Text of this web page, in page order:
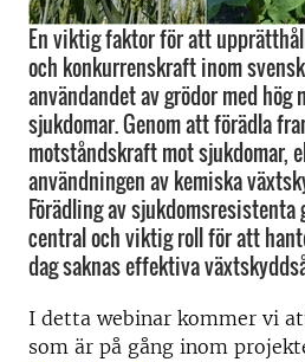
En viktig faktor för att
och konkurrenskraft inom
användandet av grödor med
sjukdomar. Genom att förädla
motståndskraft mot sjukdomar,
användningen av kemiska
Förädling av sjukdomsresistenta
central och viktig roll för att
dag saknas effektiva
I detta webinar kommer vi
som är på gång inom